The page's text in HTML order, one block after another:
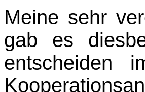
Meine sehr
gab es
entscheiden